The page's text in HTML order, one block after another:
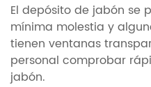
El depósito de jabón se
mínima molestia y
tienen ventanas
personal comprobar
jabón.